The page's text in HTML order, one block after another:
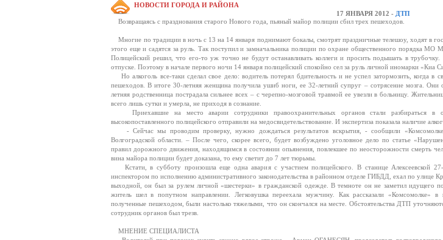
НОВОСТИ ГОРОДА И РАЙОНА
17 ЯНВАРЯ 2012 - ДТП
Возвращаясь с празднования старого Нового года, пьяный майор полиции сбил трех пешеходов.
Многие по традиции в ночь с 13 на 14 января поднимают бокалы, смотрят праздничные телешоу, ходят в
этого еще и садятся за руль. Так поступил и замначальника полиции по охране общественного порядка МО
Полицейский решил, что его-то уж точно не будут останавливать коллеги и просить подышать в
отпуске. Поэтому в начале первого ночи 14 января полицейский спокойно сел за руль личной иномарки «Киа
Но алкоголь все-таки сделал свое дело: водитель потерял бдительность и не успел затормозить, когда в
пешеходов. В итоге 30-летняя женщина получила ушиб ноги, ее 32-летний супруг – сотрясение мозга. Они
летняя родственница пострадала сильнее всех – с черепно-мозговой травмой ее увезли в больницу.
всего лишь сутки и умерла, не приходя в сознание.
Приехавшие на место аварии сотрудники правоохранительных органов стали разбираться в
высокопоставленного полицейского отправили на медосвидетельствование. И экспертиза показала наличие
- Сейчас мы проводим проверку, нужно дождаться результатов вскрытия, - сообщили
Волгоградской области. – После чего, скорее всего, будет возбуждено уголовное дело по статье
правил дорожного движения, находящимся в состоянии опьянения, повлекшее по неосторожности смерть
вина майора полиции будет доказана, то ему светит до 7 лет тюрьмы.
Кстати, в субботу произошла еще одна авария с участием полицейского. В станице Алексеевской
инспектором по исполнению административного законодательства в районном отделе ГИБДД, ехал по улице
выходной, он был за рулем личной «шестерки» в гражданской одежде. В темноте он не заметил идущего
житель шел в попутном направлении. Легковушка переехала мужчину. Как рассказали «Комсомолке» в
полученные пешеходом, были настолько тяжелыми, что он скончался на месте. Обстоятельства ДТП
сотрудник органов был трезв.
МНЕНИЕ СПЕЦИАЛИСТА